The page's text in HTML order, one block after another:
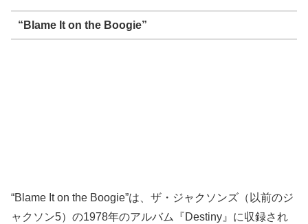
“Blame It on the Boogie”
“Blame It on the Boogie”は、ザ・ジャクソンズ（以前のジ
ャクソン5）の1978年のアルバム『Destiny』に収録され